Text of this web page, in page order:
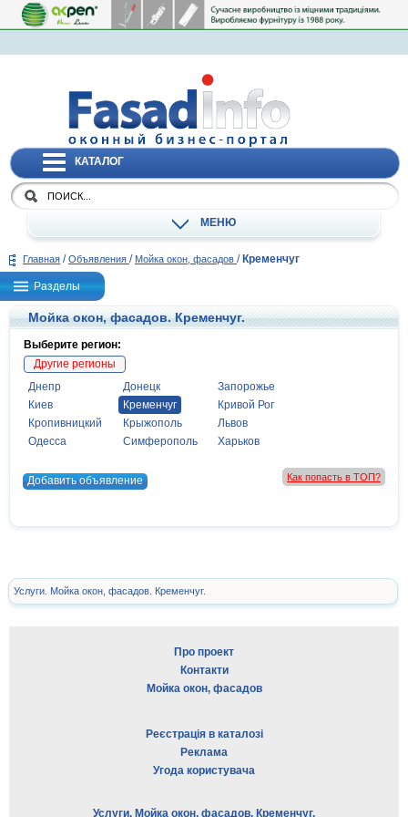
КАТАЛОГ
МЕНЮ
Главная / Объявления / Мойка окон, фасадов / Кременчуг
Разделы
Мойка окон, фасадов. Кременчуг.
Выберите регион:
Другие регионы
Днепр
Донецк
Запорожье
Киев
Кременчуг
Кривой Рог
Кропивницкий
Крыжополь
Львов
Одесса
Симферополь Харьков
Добавить объявление Как попасть в ТОП?
Услуги. Мойка окон, фасадов. Кременчуг.
Про проект
Контакти
Мойка окон, фасадов
Реєстрація в каталозі
Реклама
Угода користувача
Услуги. Мойка окон, фасадов. Кременчуг.